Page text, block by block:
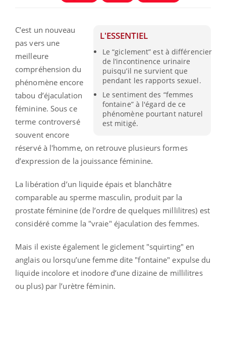
L'ESSENTIEL
Le “giclement” est à différencier
de l’incontinence urinaire
puisqu’il ne survient que
pendant les rapports sexuel.
Le sentiment des “femmes
fontaine” à l'égard de ce
phénomène pourtant naturel
est mitigé.
C’est un nouveau
pas vers une
meilleure
compréhension du
phénomène encore
tabou d’éjaculation
féminine. Sous ce
terme controversé
souvent encore
réservé à l'homme, on retrouve plusieurs formes
d’expression de la jouissance féminine.
La libération d’un liquide épais et blanchâtre
comparable au sperme masculin, produit par la
prostate féminine (de l’ordre de quelques millilitres) est
considéré comme la "vraie" éjaculation des femmes.
Mais il existe également le giclement "squirting" en
anglais ou lorsqu’une femme dite "fontaine" expulse du
liquide incolore et inodore d’une dizaine de millilitres
ou plus) par l’urètre féminin.